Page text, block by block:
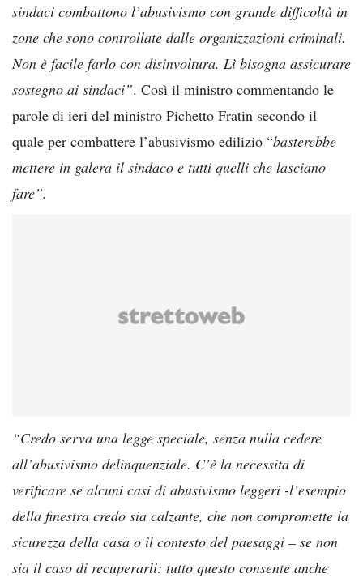
sindaci combattono l’abusivismo con grande difficoltà in
zone che sono controllate dalle organizzazioni criminali.
Non è facile farlo con disinvoltura. Lì bisogna assicurare
sostegno ai sindaci”. Così il ministro commentando le
parole di ieri del ministro Pichetto Fratin secondo il
quale per combattere l’abusivismo edilizio “basterebbe
mettere in galera il sindaco e tutti quelli che lasciano
fare”.
“Credo serva una legge speciale, senza nulla cedere
all’abusivismo delinquenziale. C’è la necessita di
verificare se alcuni casi di abusivismo leggeri -l’esempio
della finestra credo sia calzante, che non compromette la
sicurezza della casa o il contesto del paesaggi – se non
sia il caso di recuperarli: tutto questo consente anche